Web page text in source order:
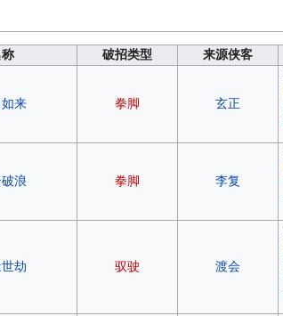
破招类型 来源侠客
来 拳脚 玄正
浪 拳脚 李复
劫 驭驶 渡会